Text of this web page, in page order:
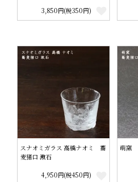
3,850円(税350円)
スナオミガラス 高橋ナオミ 蕎
麦猪口 漱石
4,950円(税450円)
萌窯